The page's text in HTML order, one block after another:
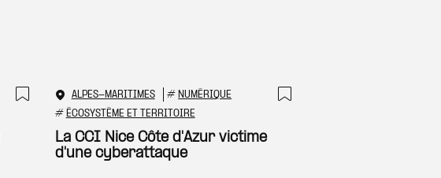
Ajouter à ma sélection
ALPES-MARITIMES #NUMÉRIQUE
# ÉCOSYSTÈME ET TERRITOIRE
La CCI Nice Côte d'Azur victime
d'une cyberattaque